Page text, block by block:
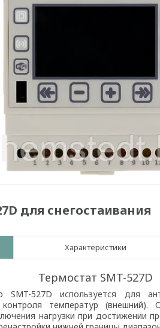
для снегостаивания
Характеристики
Термостат SMT-527D
SMT-527D используется для
температур
(внешний).
нагрузки при достижении